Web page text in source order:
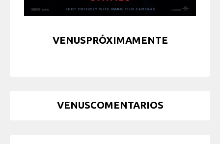
VENUSPRÓXIMAMENTE
VENUSCOMENTARIOS